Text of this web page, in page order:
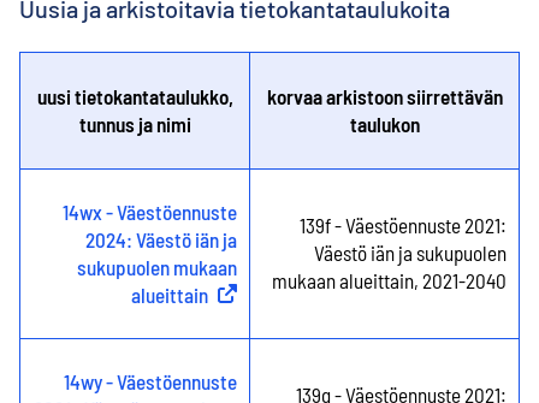
Uusia ja arkistoitavia tietokantataulukoita
uusi tietokantataulukko,
tunnus ja nimi
korvaa arkistoon siirrettävän
taulukon
14wx - Väestöennuste
2024: Väestö iän ja
sukupuolen mukaan
alueittain Ulkoinen linkki)
139f - Väestöennuste 2021:
Väestö iän ja sukupuolen
mukaan alueittain, 2021-2040
14wy - Väestöennuste
139g - Väestöennuste 2021: